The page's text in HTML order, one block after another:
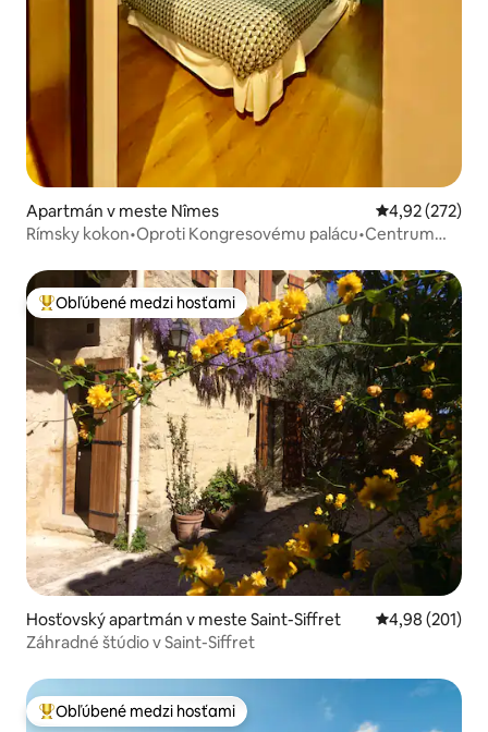
Apartmán v meste Nîmes Priemerné
4,92 (272)
Rímsky kokon•Oproti Kongresovému palácu•Centrum
Najobľúbenejšie medzi hosťami
Obľúbené medzi hosťami
Hosťovský apartmán v meste Saint-Siffret Priemerné
4,98 (201)
Záhradné štúdio v Saint-Siffret
Najobľúbenejšie medzi hosťami
Obľúbené medzi hosťami